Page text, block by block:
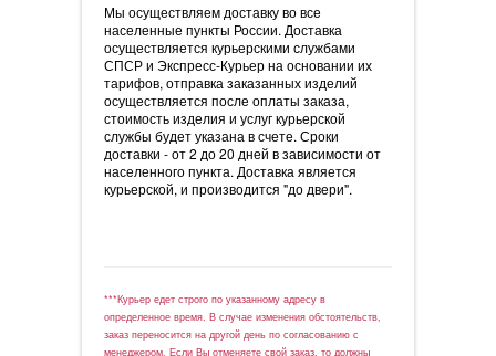
Мы осуществляем доставку во все
населенные пункты России. Доставка
осуществляется курьерскими службами
СПСР и Экспресс-Курьер на основании их
тарифов, отправка заказанных изделий
осуществляется после оплаты заказа,
стоимость изделия и услуг курьерской
службы будет указана в счете. Сроки
доставки - от 2 до 20 дней в зависимости от
населенного пункта. Доставка является
курьерской, и производится "до двери".
***Курьер едет строго по указанному адресу в
определенное время. В случае изменения обстоятельств,
заказ переносится на другой день по согласованию с
менеджером. Если Вы отменяете свой заказ, то должны